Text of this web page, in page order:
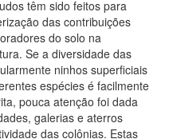
têm sido feitos para
das contribuições
do solo na
Se a diversidade das
ninhos superficiais
espécies é facilmente
pouca atenção foi dada
galerias e aterros
das colônias. Estas